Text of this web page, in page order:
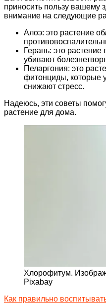
приносить пользу вашему
внимание на следующие
Алоэ: это растение
Герань: это
убивают
Пеларгония: это
фитонциды, которые
снижают стресс.
Надеюсь, эти советы
растение для дома.
Хлорофитум.
Pixabay
Как правильно